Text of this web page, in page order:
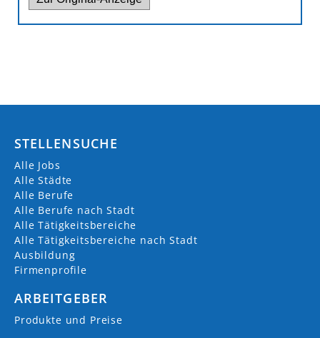
08638 9838-0
Marktplatz
84559 Kraiburg a. Inn
AKTUELLE JOBS (
Fachrichtung Kommunalverwaltung
13.07.2026 Kraiburg am Inn
STELLENSUCHE
Alle Jobs
Alle Städte
Alle Berufe
Alle Berufe nach Stadt
Alle Tätigkeitsbereiche
Alle Tätigkeitsbereiche nach Stadt
Ausbildung
Firmenprofile
ARBEITGEBER
Produkte und Preise